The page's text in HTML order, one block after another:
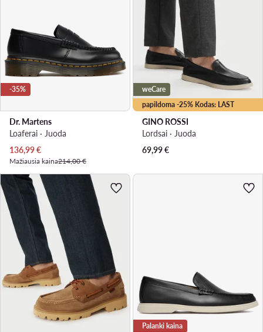
-35%
Dr. Martens
Loaferai · Juoda
Dabartinė kaina
136,99€
Mažiausia kaina214,00 €
papildoma -25% Kodas: LAST
weCare
GINO ROSSI
Lordsai · Juoda
69,99€
Palanki kaina